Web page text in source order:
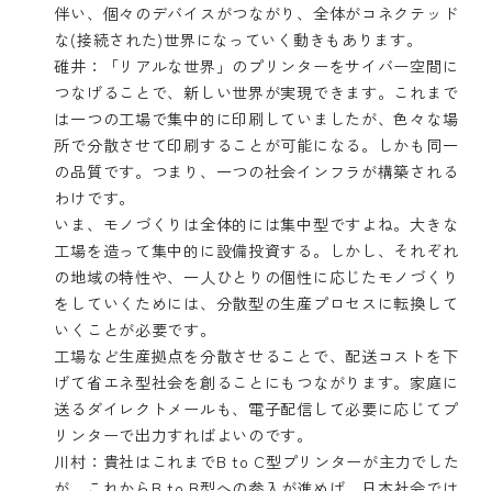
伴い、個々のデバイスがつながり、全体がコネクテッド
な(接続された)世界になっていく動きもあります。
碓井：「リアルな世界」のプリンターをサイバー空間に
つなげることで、新しい世界が実現できます。これまで
は一つの工場で集中的に印刷していましたが、色々な場
所で分散させて印刷することが可能になる。しかも同一
の品質です。つまり、一つの社会インフラが構築される
わけです。
いま、モノづくりは全体的には集中型ですよね。大きな
工場を造って集中的に設備投資する。しかし、それぞれ
の地域の特性や、一人ひとりの個性に応じたモノづくり
をしていくためには、分散型の生産プロセスに転換して
いくことが必要です。
工場など生産拠点を分散させることで、配送コストを下
げて省エネ型社会を創ることにもつながります。家庭に
送るダイレクトメールも、電子配信して必要に応じてプ
リンターで出力すればよいのです。
川村：貴社はこれまでB to C型プリンターが主力でした